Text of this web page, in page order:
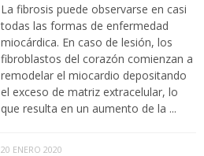
La fibrosis puede observarse en casi
todas las formas de enfermedad
miocárdica. En caso de lesión, los
fibroblastos del corazón comienzan a
remodelar el miocardio depositando
el exceso de matriz extracelular, lo
que resulta en un aumento de la ...
20 ENERO 2020